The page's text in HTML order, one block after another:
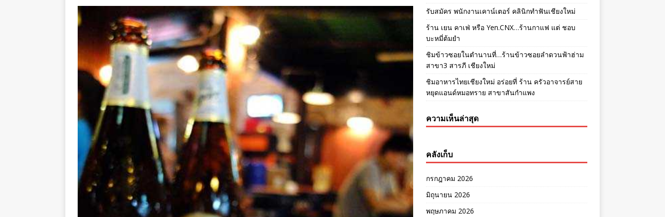
รับสมัคร พนักงานเคาน์เตอร์ คลินิกทำฟันเชียงใหม่
ร้าน เยน คาเฟ่ หรือ Yen.CNX…ร้านกาแฟ แต่ ชอบ
บะหมี่ต้มยำ
ชิมข้าวซอยในตำนานที่…ร้านข้าวซอยลำดวนฟ้าฮ่าม
สาขา3 สารภี เชียงใหม่
ชิมอาหารไทยเชียงใหม่ อร่อยที่ ร้าน ครัวอาจารย์สาย
หยุดแอนด์หมอทราย สาขาสันกำแพง
ความเห็นล่าสุด
คลังเก็บ
กรกฎาคม 2026
มิถุนายน 2026
พฤษภาคม 2026